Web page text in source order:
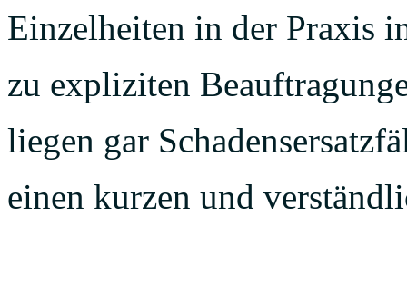
Einzelheiten in der Praxis
zu expliziten
liegen gar
einen kurzen und